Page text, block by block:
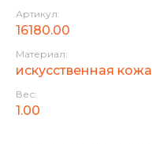
Артикул:
16180.00
Материал:
искусственная кожа
Вес:
1.00